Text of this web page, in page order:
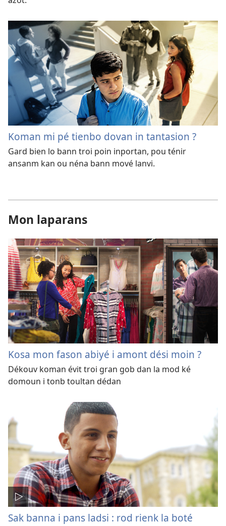
Koman mi pé tienbo dovan in tantasion ?
Gard bien lo bann troi poin inportan, pou ténir
ansanm kan ou néna bann mové lanvi.
Mon laparans
Kosa mon fason abiyé i amont dési moin ?
Dékouv koman évit troi gran gob dan la mod ké
domoun i tonb toultan dédan
Sak banna i pans ladsi : rod rienk la boté